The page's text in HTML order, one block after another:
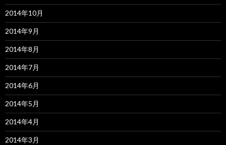
2014年10月
2014年9月
2014年8月
2014年7月
2014年6月
2014年5月
2014年4月
2014年3月